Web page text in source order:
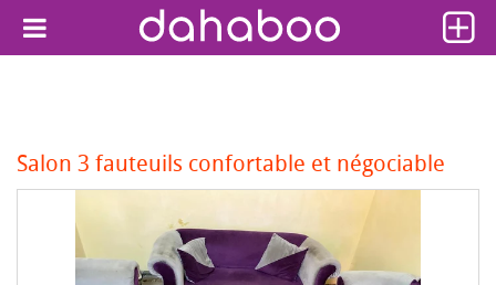
Salon 3 fauteuils confortable et négociable